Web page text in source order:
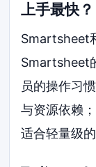
上手最快？
Smartsheet
Smartsheet
员的操作习
与资源依赖
适合轻量级